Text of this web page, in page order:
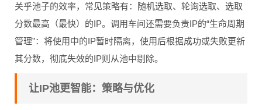
关乎池子的效率，常见策略有：随机选取、轮询选取、选取
分数最高（最快）的IP。调用车间还需要负责IP的“生命周期
管理”：将使用中的IP暂时隔离，使用后根据成功或失败更新
其分数，彻底失效的IP则从池中剔除。
让IP池更智能：策略与优化